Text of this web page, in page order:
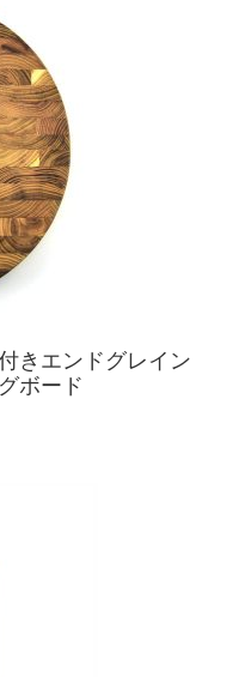
きエンドグレイン
ボード